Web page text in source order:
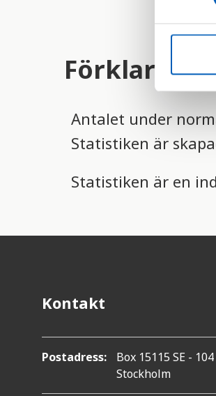
e
S
e
e
c
t
o
Förklaring
Antalet under
Statistiken är
Statistiken är en
Kontakt
Postadress:
Box 15115 SE -
Stockholm